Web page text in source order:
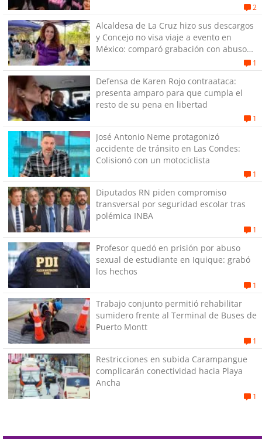
2
Alcaldesa de La Cruz hizo sus descargos
y Concejo no visa viaje a evento en
México: comparó grabación con abuso
1
Defensa de Karen Rojo contraataca:
presenta amparo para que cumpla el
resto de su pena en libertad
1
José Antonio Neme protagonizó
accidente de tránsito en Las Condes:
Colisionó con un motociclista
1
Diputados RN piden compromiso
transversal por seguridad escolar tras
polémica INBA
1
Profesor quedó en prisión por abuso
sexual de estudiante en Iquique: grabó
los hechos
1
Trabajo conjunto permitió rehabilitar
sumidero frente al Terminal de Buses de
Puerto Montt
1
Restricciones en subida Carampangue
complicarán conectividad hacia Playa
Ancha
1